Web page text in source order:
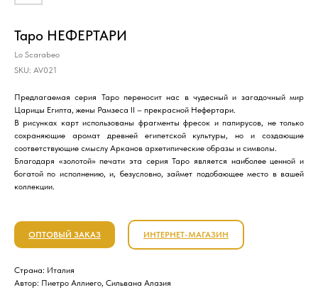
Таро НЕФЕРТАРИ
Lo Scarabeo
SKU: AV021
Предлагаемая серия Таро переносит нас в чудесный и загадочный мир
Царицы Египта, жены Рамзеса II – прекрасной Нефертари.
В рисунках карт использованы фрагменты фресок и папирусов, не только
сохраняющие аромат древней египетской культуры, но и создающие
соответствующие смыслу Арканов архетипические образы и символы.
Благодаря «золотой» печати эта серия Таро является наиболее ценной и
богатой по исполнению, и, безусловно, займет подобающее место в вашей
коллекции.
ОПТОВЫЙ ЗАКАЗ ИНТЕРНЕТ-МАГАЗИН
Страна: Италия
Автор: Пиетро Аллиего, Сильвана Алазия